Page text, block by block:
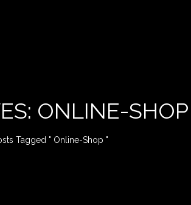
ONLINE-SHOP
Tagged " Online-Shop "